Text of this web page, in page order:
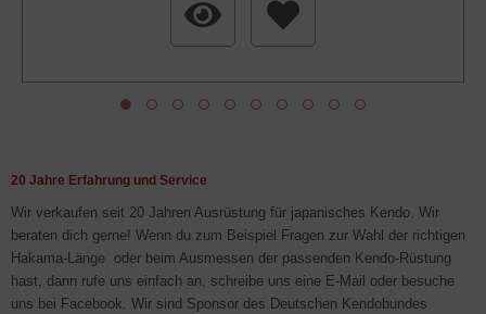
20 Jahre Erfahrung und Service
Wir verkaufen seit 20 Jahren Ausrüstung für japanisches Kendo. Wir
beraten dich gerne! Wenn du zum Beispiel Fragen zur Wahl der richtigen
Hakama-Länge oder beim Ausmessen der passenden Kendo-Rüstung
hast, dann rufe uns einfach an, schreibe uns eine E-Mail oder besuche
uns bei Facebook. Wir sind Sponsor des Deutschen Kendobundes